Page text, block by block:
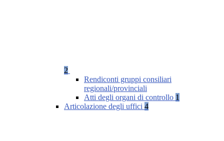
2
Rendiconti gruppi consiliari
regionali/provinciali
Atti degli organi di controllo 1
Articolazione degli uffici 4